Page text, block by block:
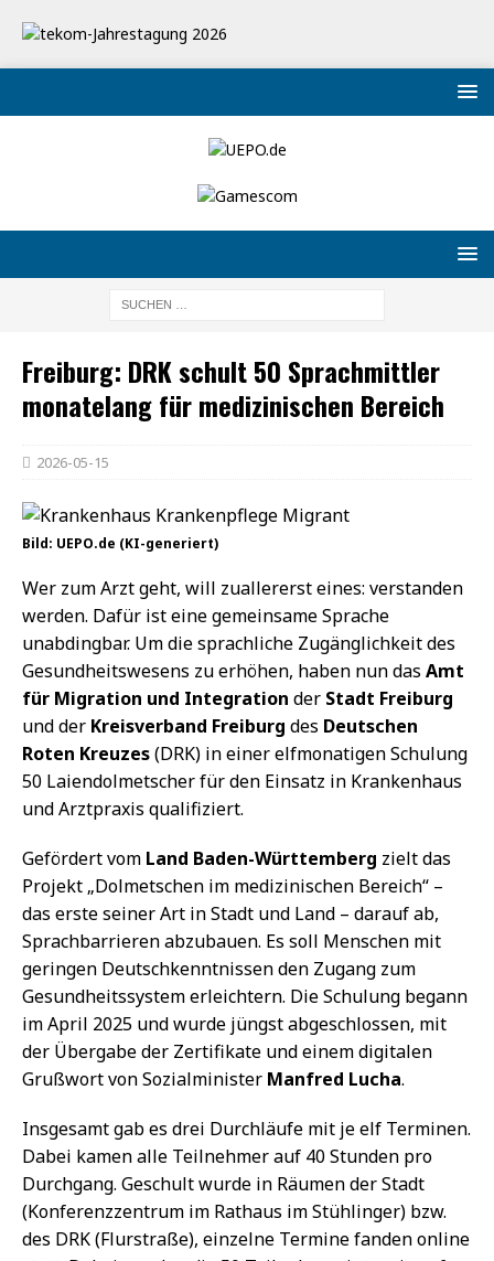
Freiburg: DRK schult 50 Sprachmittler
monatelang für medizinischen Bereich
2026-05-15
Bild: UEPO.de (KI-generiert)
Wer zum Arzt geht, will zuallererst eines: verstanden
werden. Dafür ist eine gemeinsame Sprache
unabdingbar. Um die sprachliche Zugänglichkeit des
Gesundheitswesens zu erhöhen, haben nun das Amt
für Migration und Integration der Stadt Freiburg
und der Kreisverband Freiburg des Deutschen
Roten Kreuzes(DRK) in einer elfmonatigen Schulung
50 Laiendolmetscher für den Einsatz in Krankenhaus
und Arztpraxis qualifiziert.
Gefördert vom Land Baden-Württemberg zielt das
Projekt „Dolmetschen im medizinischen Bereich“ –
das erste seiner Art in Stadt und Land – darauf ab,
Sprachbarrieren abzubauen. Es soll Menschen mit
geringen Deutschkenntnissen den Zugang zum
Gesundheitssystem erleichtern. Die Schulung begann
im April 2025 und wurde jüngst abgeschlossen, mit
der Übergabe der Zertifikate und einem digitalen
Grußwort von Sozialminister Manfred Lucha.
Insgesamt gab es drei Durchläufe mit je elf Terminen.
Dabei kamen alle Teilnehmer auf 40 Stunden pro
Durchgang. Geschult wurde in Räumen der Stadt
(Konferenzzentrum im Rathaus im Stühlinger) bzw.
des DRK (Flurstraße), einzelne Termine fanden online